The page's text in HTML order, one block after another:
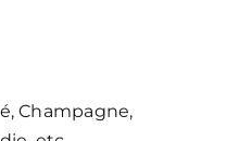
Champagne,